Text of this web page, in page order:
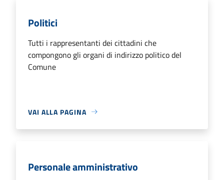
Politici
Tutti i rappresentanti dei cittadini che
compongono gli organi di indirizzo politico del
Comune
VAI ALLA PAGINA
Personale amministrativo